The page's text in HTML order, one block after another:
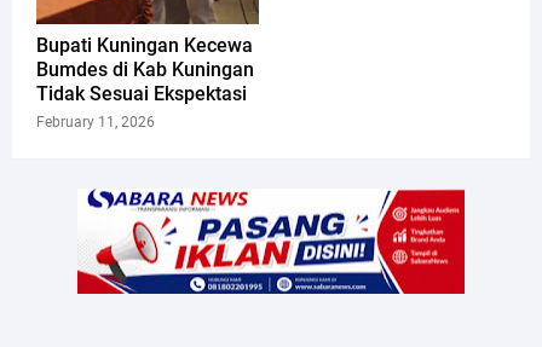
Bupati Kuningan Kecewa
Bumdes di Kab Kuningan
Tidak Sesuai Ekspektasi
February 11, 2026